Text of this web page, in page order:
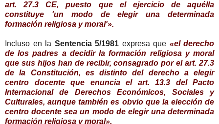
art. 27.3 CE, puesto que el ejercicio de aquélla
constituye 'un modo de elegir una determinada
formación religiosa y moral'».
Incluso en la Sentencia 5/1981 expresa que «el derecho
de los padres a decidir la formación religiosa y moral
que sus hijos han de recibir, consagrado por el art. 27.3
de la Constitución, es distinto del derecho a elegir
centro docente que enuncia el art. 13.3 del Pacto
Internacional de Derechos Económicos, Sociales y
Culturales, aunque también es obvio que la elección de
centro docente sea un modo de elegir una determinada
formación religiosa y moral».